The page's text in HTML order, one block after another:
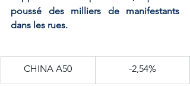
poussé des milliers de manifestants
dans les rues.
​CHINA A50 -2,54%